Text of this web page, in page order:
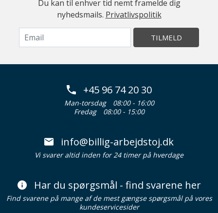
Du kan til enhver tid nemt framelde dig
nyhedsmails. Privatlivspolitik
TILMELD
+45 96 74 20 30
Man-torsdag
08:00 - 16:00
Fredag
08:00 - 15:00
info@billig-arbejdstoj.dk
Vi svarer altid inden for 24 timer på hverdage
Har du spørgsmål - find svarene her
Find svarene på mange af de mest gængse spørgsmål på vores
kundeservicesider